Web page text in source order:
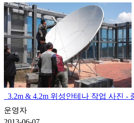
3.2m & 4.2m 위성안테나 작업 사진 -
운영자